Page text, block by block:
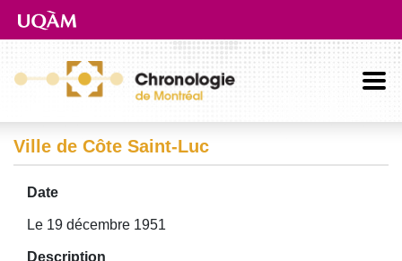
Aller directement au contenu principal
Ville de Côte Saint-Luc
Date
Le 19 décembre 1951
Description